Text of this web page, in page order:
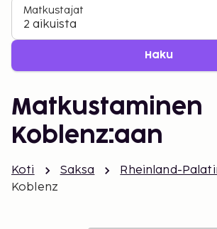
Matkustajat
2 aikuista
Haku
Matkustaminen
Koblenz:aan
Koti Saksa
Rheinland-
Koblenz